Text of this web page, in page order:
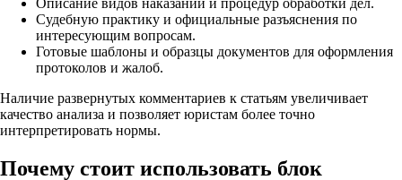
Описание видов наказаний и процедур обработки дел.
Судебную практику и официальные разъяснения по
интересующим вопросам.
Готовые шаблоны и образцы документов для оформления
протоколов и жалоб.
Наличие развернутых комментариев к статьям увеличивает
качество анализа и позволяет юристам более точно
интерпретировать нормы.
Почему стоит использовать блок